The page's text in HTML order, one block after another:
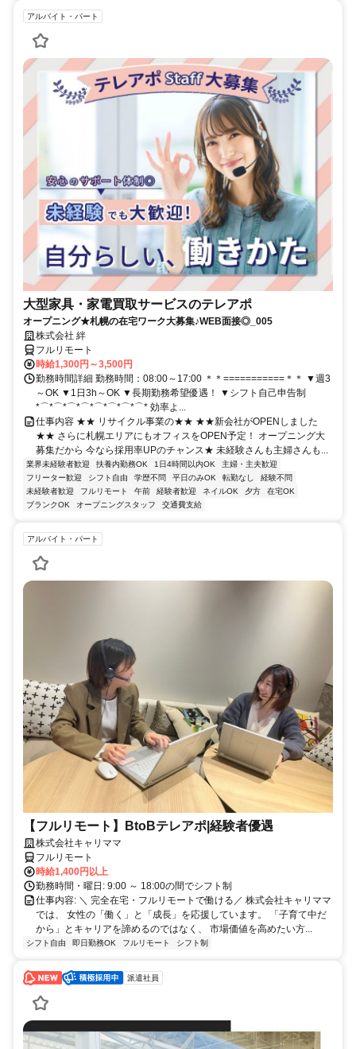
アルバイト・パート
大型家具・家電買取サービスのテレアポ
オープニング★札幌の在宅ワーク大募集♪WEB面接◎_005
株式会社 絆
フルリモート
時給1,300円～3,500円
勤務時間詳細 勤務時間：08:00～17:00 ＊＊===========＊＊ ▼週3
～OK ▼1日3h～OK ▼長期勤務希望優遇！ ▼シフト自己申告制
*⌒*⌒*⌒*⌒*⌒*⌒*⌒*⌒* 効率よ...
仕事内容 ★★ リサイクル事業の★★ ★★新会社がOPENしました
★★ さらに札幌エリアにもオフィスをOPEN予定！ オープニング大
募集だから 今なら採用率UPのチャンス★ 未経験さんも主婦さんも...
業界未経験者歓迎 扶養内勤務OK 1日4時間以内OK
主婦・主夫歓迎
フリーター歓迎
シフト自由 学歴不問 平日のみOK 転勤なし
経験不問
未経験者歓迎
フルリモート 午前 経験者歓迎 ネイルOK 夕方
在宅OK
ブランクOK
オープニングスタッフ 交通費支給
アルバイト・パート
【フルリモート】BtoBテレアポ|経験者優遇
株式会社キャリママ
フルリモート
時給1,400円以上
勤務時間・曜日: 9:00 ～ 18:00の間でシフト制
仕事内容: ＼ 完全在宅・フルリモートで働ける／ 株式会社キャリママ
では、 女性の「働く」と「成長」を応援しています。 「子育て中だ
から」とキャリアを諦めるのではなく、 市場価値を高めたい方...
シフト自由 即日勤務OK フルリモート シフト制
派遣社員